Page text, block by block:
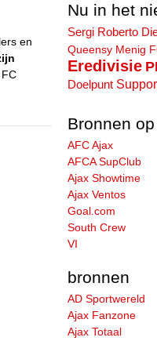
en
Nu in het
Sergi Roberto
Queensy Menig
Eredivisie
Doelpunt
Bronnen
AFC Ajax
AFCA SupClub
Ajax Showtime
Ajax Ventos
Goal.com
South Crew
VI
bronnen
AD Sportwereld
Ajax Fanzone
Ajax Totaal